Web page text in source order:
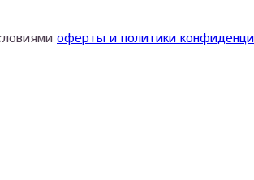
оферты и политики